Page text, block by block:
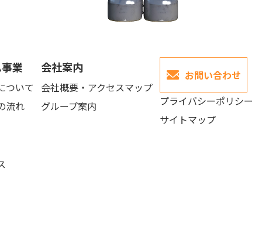
業
ついて
流れ
会社案内
会社概要・アクセスマップ
グループ案内
お問い合わせ
プライバシーポリシー
サイトマップ